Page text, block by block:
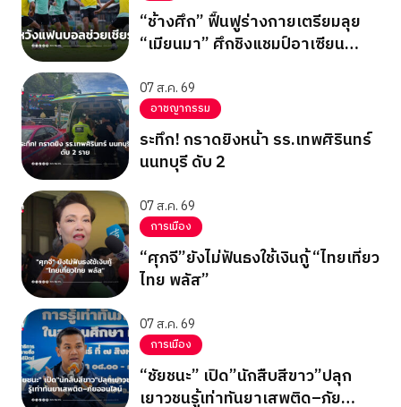
“ช้างศึก” ฟื้นฟูร่างกายเตรียมลุย
“เมียนมา” ศึกชิงแชมป์อาเซียน
สุดท้าย
07 ส.ค. 69
อาชญากรรม
ระทึก! กราดยิงหน้า รร.เทพศิรินทร์
นนทบุรี ดับ 2
07 ส.ค. 69
การเมือง
“ศุภจี”ยังไม่ฟันธงใช้เงินกู้ “ไทยเที่ยว
ไทย พลัส”
07 ส.ค. 69
การเมือง
“ชัยชนะ” เปิด”นักสืบสีขาว”ปลุก
เยาวชนรู้เท่าทันยาเสพติด–ภัย